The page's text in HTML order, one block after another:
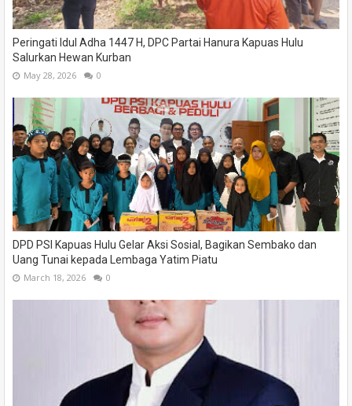
Peringati Idul Adha 1447 H, DPC Partai Hanura Kapuas Hulu
Salurkan Hewan Kurban
May 28, 2026 0
DPD PSI Kapuas Hulu Gelar Aksi Sosial, Bagikan Sembako dan
Uang Tunai kepada Lembaga Yatim Piatu
March 18, 2026 0